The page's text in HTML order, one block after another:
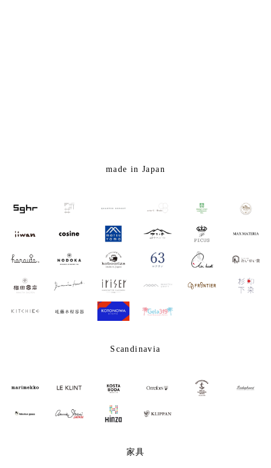
made in Japan
Scandinavia
家具